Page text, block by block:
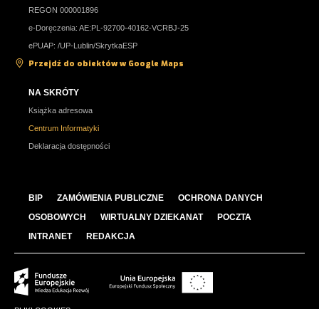
REGON 000001896
e-Doręczenia: AE:PL-92700-40162-VCRBJ-25
ePUAP: /UP-Lublin/SkrytkaESP
Przejdź do obiektów w Google Maps
NA SKRÓTY
Książka adresowa
Centrum Informatyki
Deklaracja dostępności
BIP ZAMÓWIENIA PUBLICZNE
OCHRONA DANYCH
OSOBOWYCH
WIRTUALNY DZIEKANAT
POCZTA
INTRANET
REDAKCJA